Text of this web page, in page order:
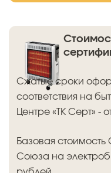
Сжатые сроки
соответствия на
Центре «ТК Серт» -
Базовая
Союза на